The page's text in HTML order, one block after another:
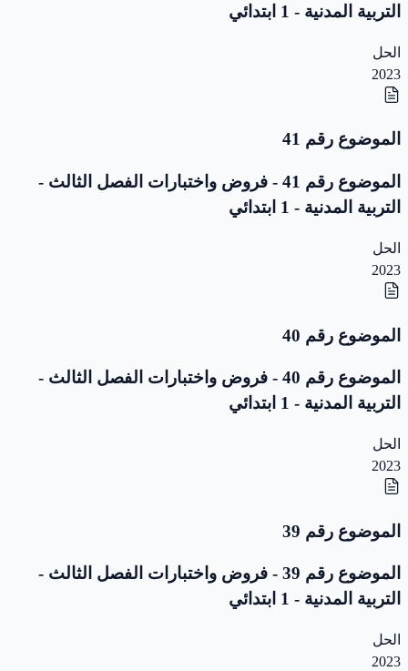
التربية المدنية - 1 ابتدائي
الحل
2023
الموضوع رقم 41
الموضوع رقم 41 - فروض واختبارات الفصل الثالث -
التربية المدنية - 1 ابتدائي
الحل
2023
الموضوع رقم 40
الموضوع رقم 40 - فروض واختبارات الفصل الثالث -
التربية المدنية - 1 ابتدائي
الحل
2023
الموضوع رقم 39
الموضوع رقم 39 - فروض واختبارات الفصل الثالث -
التربية المدنية - 1 ابتدائي
الحل
2023